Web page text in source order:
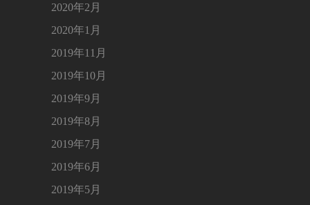
2020年2月
2020年1月
2019年11月
2019年10月
2019年9月
2019年8月
2019年7月
2019年6月
2019年5月